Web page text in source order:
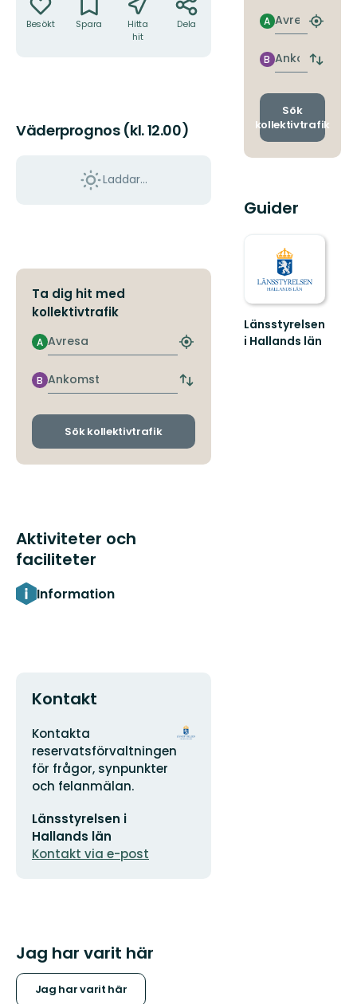
Besökt Spara
Hitta
hit
Dela
Väderprognos (kl. 12.00)
Laddar...
Ta dig hit med
kollektivtrafik
Avresa
A
Hitta
hållplats
Ankomst
B
Byt
och
Sök kollektivtrafik
Aktiviteter och
faciliteter
Information
Kontakt
Adress
Kontakta
reservatsförvaltningen
för frågor, synpunkter
och felanmälan.
postadress
Länsstyrelsen i
Hallands län
Kontakt via e-post
Organisationens
Jag har varit här
Jag har varit här
Avresa
A
Hitta
Ankomst
B
Byt
och
Sök
kollektivtrafik
Guider
Länsstyrelsen
i Hallands län